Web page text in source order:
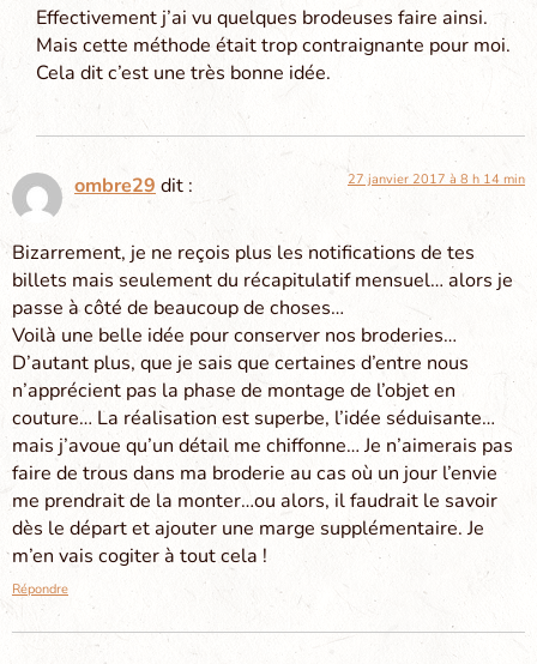
Effectivement j’ai vu quelques brodeuses faire ainsi.
Mais cette méthode était trop contraignante pour moi.
Cela dit c’est une très bonne idée.
ombre29 dit : 27 janvier 2017 à 8 h 14 min
Bizarrement, je ne reçois plus les notifications de tes
billets mais seulement du récapitulatif mensuel… alors je
passe à côté de beaucoup de choses…
Voilà une belle idée pour conserver nos broderies…
D’autant plus, que je sais que certaines d’entre nous
n’apprécient pas la phase de montage de l’objet en
couture… La réalisation est superbe, l’idée séduisante…
mais j’avoue qu’un détail me chiffonne… Je n’aimerais pas
faire de trous dans ma broderie au cas où un jour l’envie
me prendrait de la monter…ou alors, il faudrait le savoir
dès le départ et ajouter une marge supplémentaire. Je
m’en vais cogiter à tout cela !
Répondre